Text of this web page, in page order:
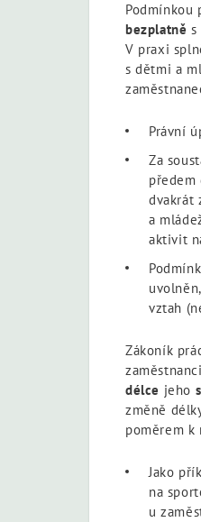
Podmínkou
bezplatně s
V praxi
s dětmi a
Právní
Za
předem
dvakrát
a
aktivit
vztah
Zákoník
délce jeho
změně
poměrem k
Jako
na
u